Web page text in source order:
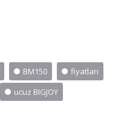
BM150
fiyatları
ucuz BIGJOY